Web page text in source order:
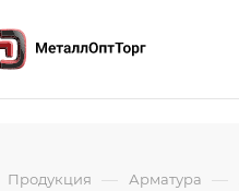
Продукция — Арматура —